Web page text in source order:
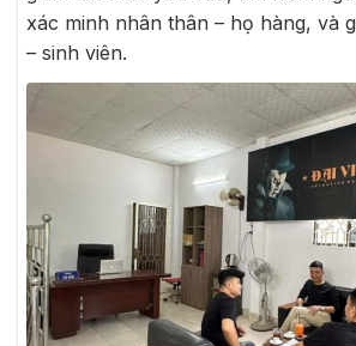
xác minh nhân thân – họ hàng, và
– sinh viên.